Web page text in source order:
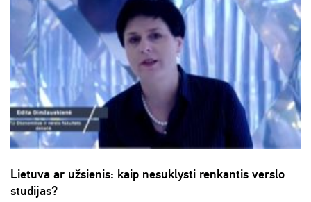
Lietuva ar užsienis: kaip nesuklysti renkantis verslo
studijas?